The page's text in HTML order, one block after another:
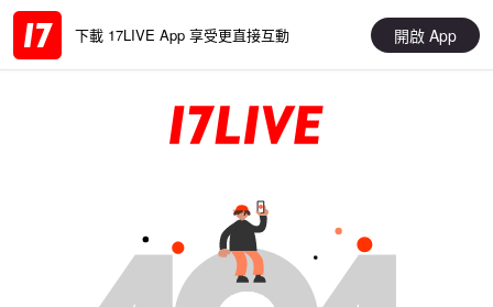
下載 17LIVE App 享受更直接互動 開啟 App